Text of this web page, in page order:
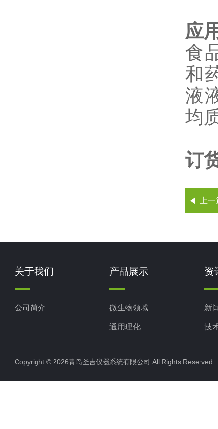
应
食
和
液
均
订
上
关于我们
公司简介
产品展示
微生物领域
通用理化
色谱光谱
实验室仪器设备
资
新
技
Copyright © 2026青岛圣吉仪器系统有限公司 All Rights